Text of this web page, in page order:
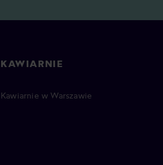
KAWIARNIE
Kawiarnie w Warszawie